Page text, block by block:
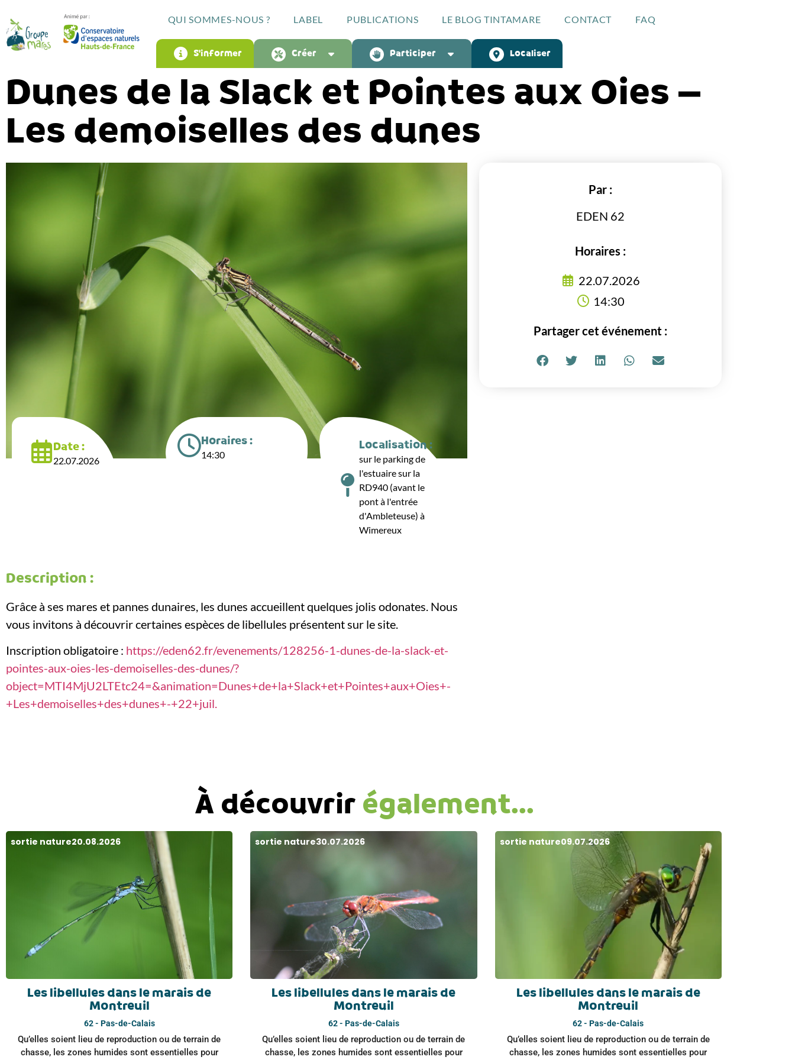
QUI SOMMES-NOUS ? LABEL PUBLICATIONS LE BLOG TINTAMARE CONTACT FAQ
S’informer Créer Participer Localiser
Dunes de la Slack et Pointes aux Oies –
Les demoiselles des dunes
Date :
22.07.2026
Horaires :
14:30 Localisation :
sur le parking de
l'estuaire sur la
RD940 (avant le
pont à l'entrée
d'Ambleteuse) à
Wimereux
Par :
EDEN 62
Horaires :
22.07.2026
14:30
Partager cet événement :
Description :
Grâce à ses mares et pannes dunaires, les dunes accueillent quelques jolis odonates. Nous
vous invitons à découvrir certaines espèces de libellules présentent sur le site.
Inscription obligatoire : https://eden62.fr/evenements/128256-1-dunes-de-la-slack-et-
pointes-aux-oies-les-demoiselles-des-dunes/?
object=MTI4MjU2LTEtc24=&animation=Dunes+de+la+Slack+et+Pointes+aux+Oies+-
+Les+demoiselles+des+dunes+-+22+juil.
À découvrirégalement...
sortie nature20.08.2026
Les libellules dans le marais de
Montreuil
62 - Pas-de-Calais
Qu’elles soient lieu de reproduction ou de terrain de
chasse, les zones humides sont essentielles pour
sortie nature30.07.2026
Les libellules dans le marais de
Montreuil
62 - Pas-de-Calais
Qu’elles soient lieu de reproduction ou de terrain de
chasse, les zones humides sont essentielles pour
sortie nature09.07.2026
Les libellules dans le marais de
Montreuil
62 - Pas-de-Calais
Qu’elles soient lieu de reproduction ou de terrain de
chasse, les zones humides sont essentielles pour